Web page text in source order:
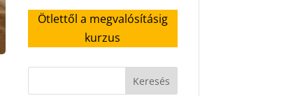
Ötlettől a megvalósításig
kurzus